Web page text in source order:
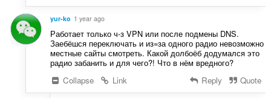
yur-ko 1 year ago
Работает только ч-з VPN или после подмены DNS.
Заебёшся переключать и из=за одного радио невозможно
местные сайты смотреть. Какой долбоёб додумался это
радио забанить и для чего?! Что в нём вредного?
Collapse
Link Reply Quote